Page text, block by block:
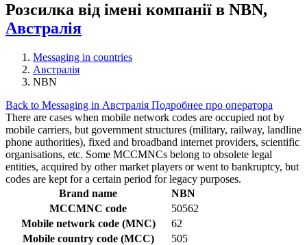
Розсилка від імені компанії в NBN,
Австралія
Messaging in countries
Австралія
NBN
Back to Messaging in Австралія Подробнее про оператора
There are cases when mobile network codes are occupied not by
mobile carriers, but government structures (military, railway, landline
phone authorities), fixed and broadband internet providers, scientific
organisations, etc. Some MCCMNCs belong to obsolete legal
entities, acquired by other market players or went to bankruptcy, but
codes are kept for a certain period for legacy purposes.
Brand name
NBN
MCCMNC code
50562
Mobile network code (MNC)
62
Mobile country code (MCC)
505